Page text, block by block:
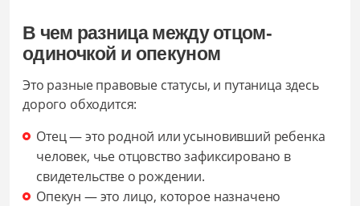
В чем разница между отцом-
одиночкой и опекуном
Это разные правовые статусы, и путаница здесь
дорого обходится:
Отец — это родной или усыновивший ребенка
человек, чье отцовство зафиксировано в
свидетельстве о рождении.
Опекун — это лицо, которое назначено